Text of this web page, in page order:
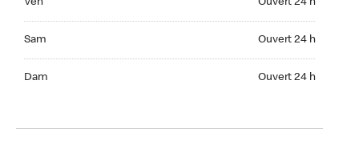
Ven Ouvert 24 h
Sam Ouvert 24 h
Dam Ouvert 24 h